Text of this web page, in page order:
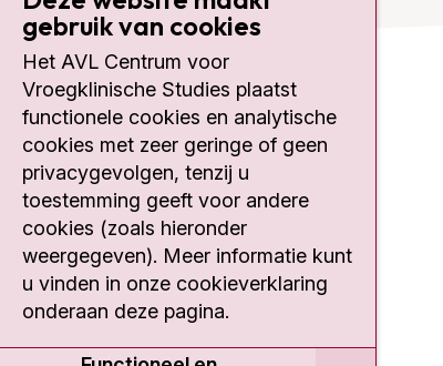
Contact
Plesmanlaan 121
1066 CX Amsterdam
020 512 9111
fase1@nki.nl
gebruik van cookies
Het AVL Centrum voor
Vroegklinische Studies plaatst
functionele cookies en analytische
cookies met zeer geringe of geen
privacygevolgen, tenzij u
toestemming geeft voor andere
cookies (zoals hieronder
weergegeven). Meer informatie kunt
u vinden in onze cookieverklaring
onderaan deze pagina.